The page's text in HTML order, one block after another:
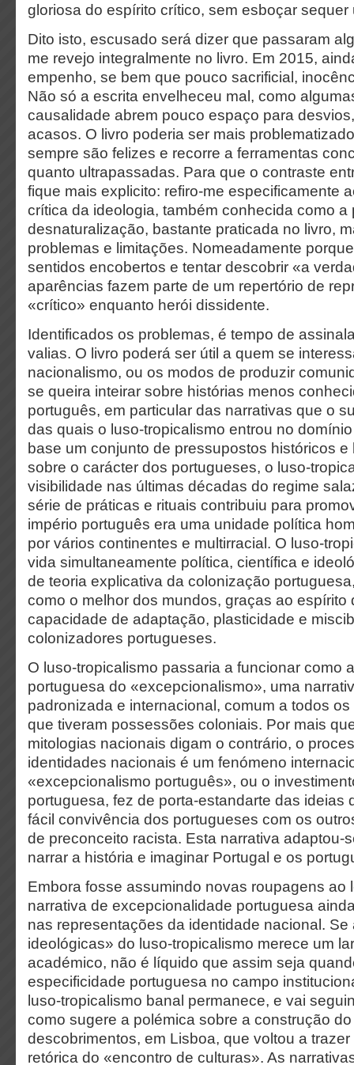
gloriosa do espírito crítico, sem esboçar sequer
Dito isto, escusado será dizer que passaram
me revejo integralmente no livro. Em 2015,
empenho, se bem que pouco sacrificial,
Não só a escrita envelheceu mal, como
causalidade abrem pouco espaço para
acasos. O livro poderia ser mais
sempre são felizes e recorre a ferramentas
quanto ultrapassadas. Para que o contraste
fique mais explicito: refiro-me especificamente
crítica da ideologia, também conhecida como a
desnaturalização, bastante praticada no livro,
problemas e limitações. Nomeadamente
sentidos encobertos e tentar descobrir «a
aparências fazem parte de um repertório de
«crítico» enquanto herói dissidente.
Identificados os problemas, é tempo de
valias. O livro poderá ser útil a quem se
nacionalismo, ou os modos de produzir
se queira inteirar sobre histórias menos
português, em particular das narrativas que o
das quais o luso-tropicalismo entrou no
base um conjunto de pressupostos históricos
sobre o carácter dos portugueses, o luso-
visibilidade nas últimas décadas do regime
série de práticas e rituais contribuiu para
império português era uma unidade política
por vários continentes e multirracial. O luso-
vida simultaneamente política, científica e
de teoria explicativa da colonização
como o melhor dos mundos, graças ao espírito
capacidade de adaptação, plasticidade e
colonizadores portugueses.
O luso-tropicalismo passaria a funcionar como
portuguesa do «excepcionalismo», uma
padronizada e internacional, comum a todos
que tiveram possessões coloniais. Por mais
mitologias nacionais digam o contrário, o
identidades nacionais é um fenómeno
«excepcionalismo português», ou o
portuguesa, fez de porta-estandarte das ideias
fácil convivência dos portugueses com os
de preconceito racista. Esta narrativa adaptou-
narrar a história e imaginar Portugal e os
Embora fosse assumindo novas roupagens ao
narrativa de excepcionalidade portuguesa
nas representações da identidade nacional.
ideológicas» do luso-tropicalismo merece um
académico, não é líquido que assim seja
especificidade portuguesa no campo
luso-tropicalismo banal permanece, e vai
como sugere a polémica sobre a construção
descobrimentos, em Lisboa, que voltou a
retórica do «encontro de culturas». As